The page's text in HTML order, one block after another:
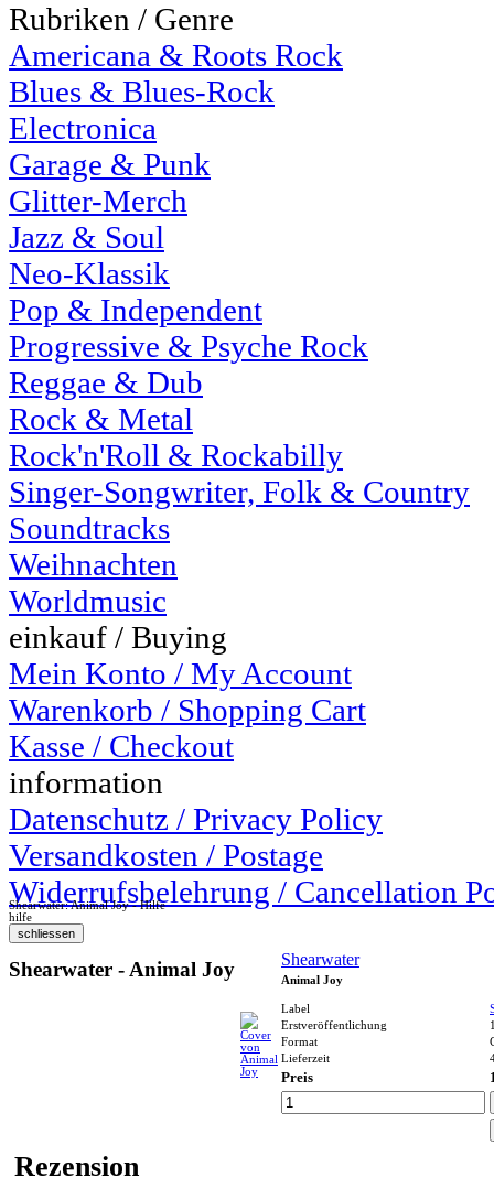
Rubriken / Genre
Americana & Roots Rock
Blues & Blues-Rock
Electronica
Garage & Punk
Glitter-Merch
Jazz & Soul
Neo-Klassik
Pop & Independent
Progressive & Psyche Rock
Reggae & Dub
Rock & Metal
Rock'n'Roll & Rockabilly
Singer-Songwriter, Folk & Country
Soundtracks
Weihnachten
Worldmusic
einkauf / Buying
Mein Konto / My Account
Warenkorb / Shopping Cart
Kasse / Checkout
information
Datenschutz / Privacy Policy
Versandkosten / Postage
Widerrufsbelehrung / Cancellation
Shearwater: Animal Joy - Hilfe
hilfe
Shearwater - Animal Joy Shearwater
Animal Joy
Label
Erstveröffentlichung
Format
Lieferzeit
Preis
Rezension